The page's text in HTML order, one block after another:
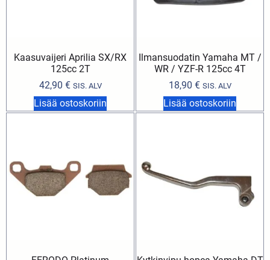
Kaasuvaijeri Aprilia SX/RX
125cc 2T
42,90 € SIS. ALV
Lisää ostoskoriin
Ilmansuodatin Yamaha MT /
WR / YZF-R 125cc 4T
18,90 € SIS. ALV
Lisää ostoskoriin